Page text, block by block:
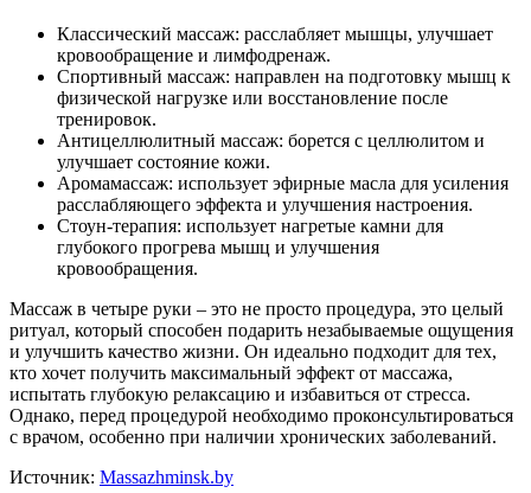
Классический массаж: расслабляет мышцы, улучшает
кровообращение и лимфодренаж.
Спортивный массаж: направлен на подготовку мышц к
физической нагрузке или восстановление после
тренировок.
Антицеллюлитный массаж: борется с целлюлитом и
улучшает состояние кожи.
Аромамассаж: использует эфирные масла для усиления
расслабляющего эффекта и улучшения настроения.
Стоун-терапия: использует нагретые камни для
глубокого прогрева мышц и улучшения
кровообращения.
Массаж в четыре руки – это не просто процедура, это целый
ритуал, который способен подарить незабываемые ощущения
и улучшить качество жизни. Он идеально подходит для тех,
кто хочет получить максимальный эффект от массажа,
испытать глубокую релаксацию и избавиться от стресса.
Однако, перед процедурой необходимо проконсультироваться
с врачом, особенно при наличии хронических заболеваний.
Источник: Massazhminsk.by